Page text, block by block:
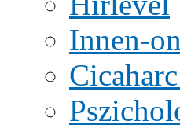
Innen-